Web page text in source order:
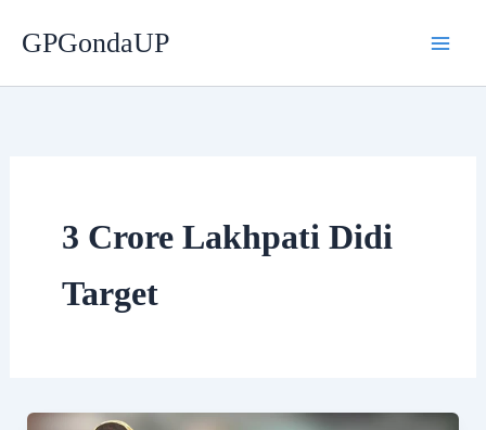
GPGondaUP
3 Crore Lakhpati Didi
Target